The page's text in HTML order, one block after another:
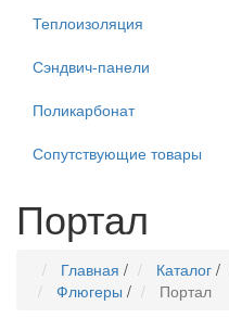
Теплоизоляция
Сэндвич-панели
Поликарбонат
Сопутствующие товары
Портал
Главная / Каталог /
Флюгеры / Портал